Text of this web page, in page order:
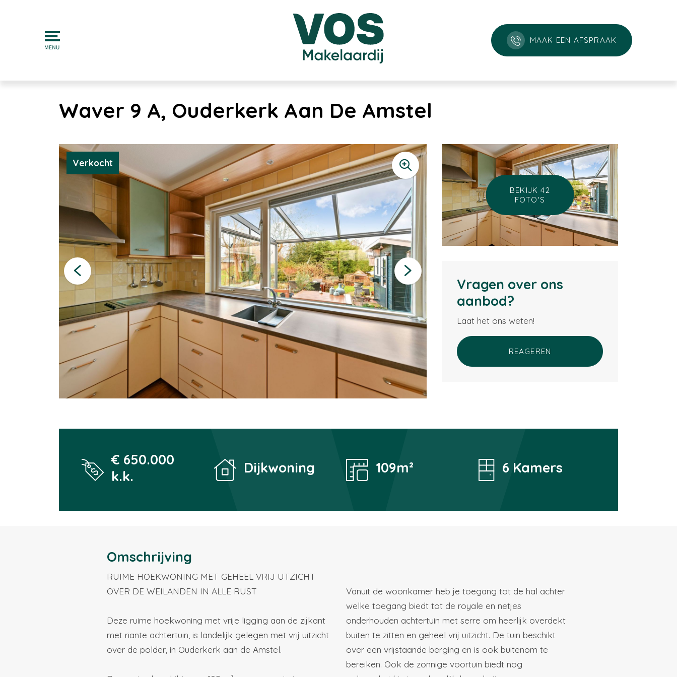
MAAK EEN AFSPRAAK
Waver 9 A, Ouderkerk Aan De Amstel
Verkocht
BEKIJK 42
FOTO'S
Vragen over ons
aanbod?
Laat het ons weten!
REAGEREN
€ 650.000
k.k.
Dijkwoning 109m² 6 Kamers
Omschrijving
RUIME HOEKWONING MET GEHEEL VRIJ UTZICHT
OVER DE WEILANDEN IN ALLE RUST
Deze ruime hoekwoning met vrije ligging aan de zijkant
met riante achtertuin, is landelijk gelegen met vrij uitzicht
over de polder, in Ouderkerk aan de Amstel.
Vanuit de woonkamer heb je toegang tot de hal achter
welke toegang biedt tot de royale en netjes
onderhouden achtertuin met serre om heerlijk overdekt
buiten te zitten en geheel vrij uitzicht. De tuin beschikt
over een vrijstaande berging en is ook buitenom te
bereiken. Ook de zonnige voortuin biedt nog